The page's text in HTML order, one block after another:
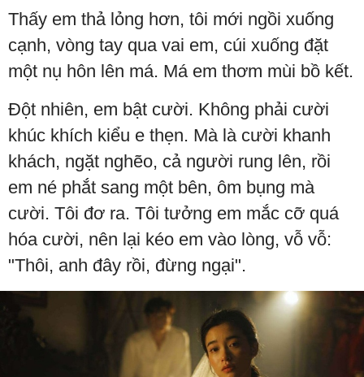
Thấy em thả lỏng hơn, tôi mới ngồi xuống
cạnh, vòng tay qua vai em, cúi xuống đặt
một nụ hôn lên má. Má em thơm mùi bồ kết.
Đột nhiên, em bật cười. Không phải cười
khúc khích kiểu e thẹn. Mà là cười khanh
khách, ngặt nghẽo, cả người rung lên, rồi
em né phắt sang một bên, ôm bụng mà
cười. Tôi đơ ra. Tôi tưởng em mắc cỡ quá
hóa cười, nên lại kéo em vào lòng, vỗ vỗ:
"Thôi, anh đây rồi, đừng ngại".